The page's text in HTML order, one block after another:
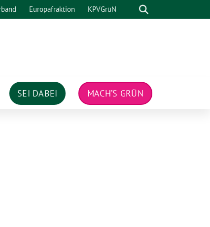
Europafraktion KPVGrüN Suche
SEI DABEI MACH’S GRÜN